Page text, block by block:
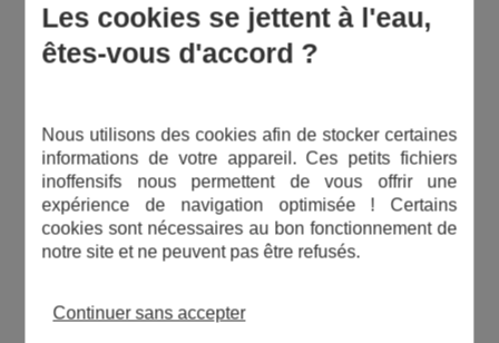
PIÈCE D'ORIGINE
4 FILTRE 3/8" POUR VALVE À SAUMURE
PIÈCE D'ORIGINE
PIÈCE D'ORIGINE
Les cookies se jettent à l'eau,
êtes-vous d'accord ?
Nous utilisons des cookies afin de stocker certaines
informations de votre appareil. Ces petits fichiers
inoffensifs nous permettent de vous offrir une
expérience de navigation optimisée ! Certains
cookies sont nécessaires au bon fonctionnement de
notre site et ne peuvent pas être refusés.
Continuer sans accepter